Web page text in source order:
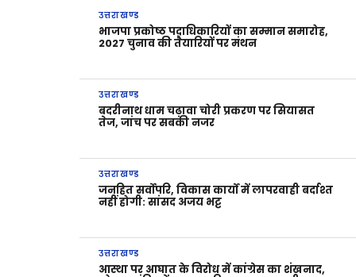
उत्तराखण्ड
भाजपा प्रकोष्ठ पदाधिकारियों का सम्मान समारोह,
2027 चुनाव की तैयारियों पर मंथन
उत्तराखण्ड
बदरीनाथ धाम चढ़ावा चोरी प्रकरण पर सियासत
तेज, जांच पर सबकी नजर
उत्तराखण्ड
जनहित सर्वोपरि, विकास कार्यों में लापरवाही बर्दाश्त
नहीं होगी: सांसद अजय भट्ट
उत्तराखण्ड
आस्था पर आघात के विरोध में कांग्रेस का शंखनाद,